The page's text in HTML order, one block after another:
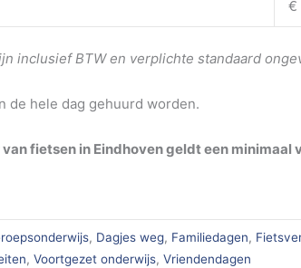
€
inclusief BTW en verplichte standaard
de hele dag gehuurd worden.
fietsen in Eindhoven geldt een minimaal
, Dagjes weg, Familiedagen,
,Voortgezet onderwijs,Vriendendagen